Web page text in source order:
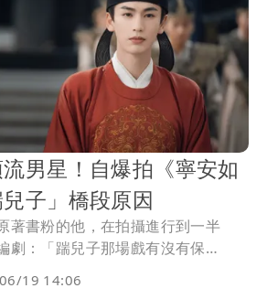
男星！自爆拍《寧安如
子」橋段原因
著書粉的他，在拍攝進行到一半
劇：「踹兒子那場戲有沒有保
19 14:06